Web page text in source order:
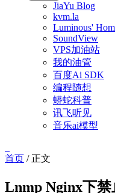
JiaYu Blog
kvm.la
Luminous'
SoundView
VPS加油站
我的油管
百度Ai SDK
编程随想
蟒蛇科普
讯飞听见
音乐ai模型
首页 / 正文
Lnmp Nginx下